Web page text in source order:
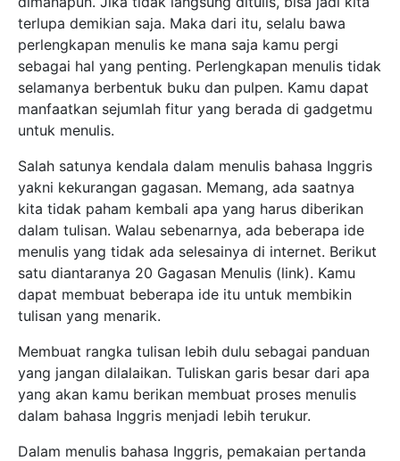
terlupa demikian saja. Maka dari itu, selalu bawa
perlengkapan menulis ke mana saja kamu pergi
sebagai hal yang penting. Perlengkapan menulis tidak
selamanya berbentuk buku dan pulpen. Kamu dapat
manfaatkan sejumlah fitur yang berada di gadgetmu
untuk menulis.
Salah satunya kendala dalam menulis bahasa Inggris
yakni kekurangan gagasan. Memang, ada saatnya
kita tidak paham kembali apa yang harus diberikan
dalam tulisan. Walau sebenarnya, ada beberapa ide
menulis yang tidak ada selesainya di internet. Berikut
satu diantaranya 20 Gagasan Menulis (link). Kamu
dapat membuat beberapa ide itu untuk membikin
tulisan yang menarik.
Membuat rangka tulisan lebih dulu sebagai panduan
yang jangan dilalaikan. Tuliskan garis besar dari apa
yang akan kamu berikan membuat proses menulis
dalam bahasa Inggris menjadi lebih terukur.
Dalam menulis bahasa Inggris, pemakaian pertanda